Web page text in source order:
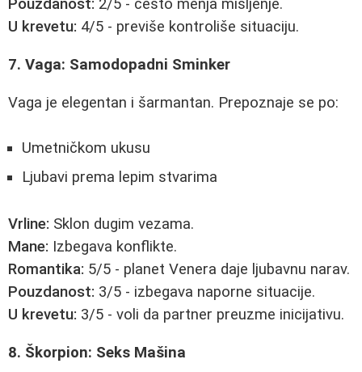
Pouzdanost: 2/5 - često menja mišljenje.
U krevetu: 4/5 - previše kontroliše situaciju.
7. Vaga: Samodopadni Sminker
Vaga je elegentan i šarmantan. Prepoznaje se po:
Umetničkom ukusu
Ljubavi prema lepim stvarima
Vrline: Sklon dugim vezama.
Mane: Izbegava konflikte.
Romantika: 5/5 - planet Venera daje ljubavnu narav.
Pouzdanost: 3/5 - izbegava naporne situacije.
U krevetu: 3/5 - voli da partner preuzme inicijativu.
8. Škorpion: Seks Mašina